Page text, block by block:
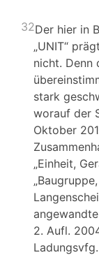
32Der hier in
„UNIT“
nicht. Denn
stark
worauf der
Oktober
„Einheit,
2. Aufl.